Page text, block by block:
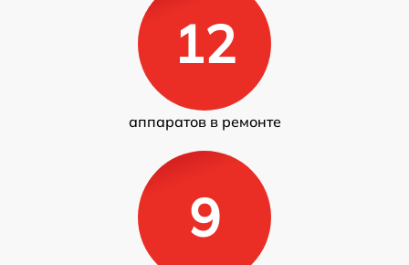
12
аппаратов в ремонте
9